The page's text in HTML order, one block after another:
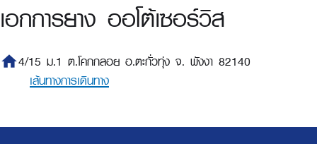
เอกการยาง ออโต้เซอร์วิส
home4/15 ม.1 ต.โคกกลอย อ.ตะกั่วทุ่ง จ. พังงา 82140
เส้นทางการเดินทาง